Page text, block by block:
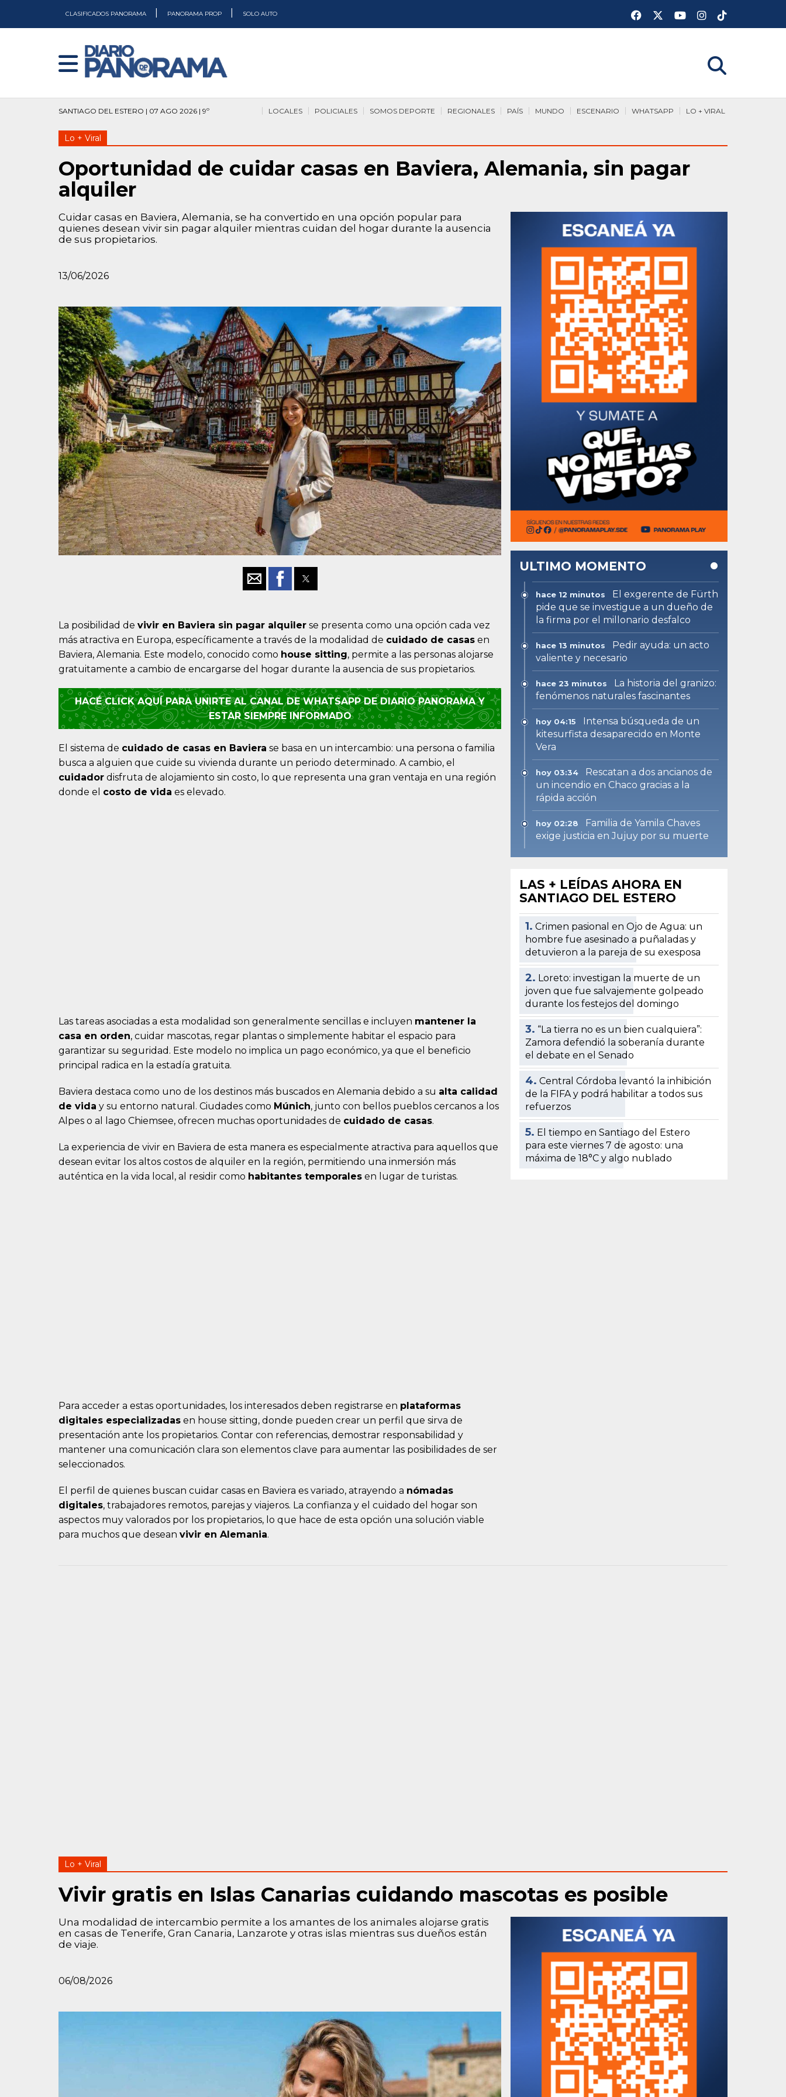
CLASIFICADOS PANORAMA PANORAMA PROP SOLO AUTO
SANTIAGO DEL ESTERO | 07 AGO 2026 | 9º LO + VIRAL
WHATSAPP
ESCENARIO
MUNDO
PAÍS
REGIONALES
SOMOS DEPORTE
POLICIALES
LOCALES
Lo + Viral
Oportunidad de cuidar casas en Baviera, Alemania, sin pagar
alquiler
Cuidar casas en Baviera, Alemania, se ha convertido en una opción popular para
quienes desean vivir sin pagar alquiler mientras cuidan del hogar durante la ausencia
de sus propietarios.
13/06/2026
La posibilidad de vivir en Baviera sin pagar alquiler se presenta como una opción cada vez
más atractiva en Europa, específicamente a través de la modalidad de cuidado de casas en
Baviera, Alemania. Este modelo, conocido como house sitting, permite a las personas alojarse
gratuitamente a cambio de encargarse del hogar durante la ausencia de sus propietarios.
HACÉ CLICK AQUÍ PARA UNIRTE AL CANAL DE WHATSAPP DE DIARIO PANORAMA Y
ESTAR SIEMPRE INFORMADO
El sistema de cuidado de casas en Baviera se basa en un intercambio: una persona o familia
busca a alguien que cuide su vivienda durante un periodo determinado. A cambio, el
cuidador disfruta de alojamiento sin costo, lo que representa una gran ventaja en una región
donde el costo de vida es elevado.
Las tareas asociadas a esta modalidad son generalmente sencillas e incluyen mantener la
casa en orden, cuidar mascotas, regar plantas o simplemente habitar el espacio para
garantizar su seguridad. Este modelo no implica un pago económico, ya que el beneficio
principal radica en la estadía gratuita.
Baviera destaca como uno de los destinos más buscados en Alemania debido a su alta calidad
de vida y su entorno natural. Ciudades como Múnich, junto con bellos pueblos cercanos a los
Alpes o al lago Chiemsee, ofrecen muchas oportunidades de cuidado de casas.
La experiencia de vivir en Baviera de esta manera es especialmente atractiva para aquellos que
desean evitar los altos costos de alquiler en la región, permitiendo una inmersión más
auténtica en la vida local, al residir como habitantes temporales en lugar de turistas.
Para acceder a estas oportunidades, los interesados deben registrarse en plataformas
digitales especializadas en house sitting, donde pueden crear un perfil que sirva de
presentación ante los propietarios. Contar con referencias, demostrar responsabilidad y
mantener una comunicación clara son elementos clave para aumentar las posibilidades de ser
seleccionados.
El perfil de quienes buscan cuidar casas en Baviera es variado, atrayendo a nómadas
digitales, trabajadores remotos, parejas y viajeros. La confianza y el cuidado del hogar son
aspectos muy valorados por los propietarios, lo que hace de esta opción una solución viable
para muchos que desean vivir en Alemania.
ULTIMO MOMENTO
hace 12 minutos
El exgerente de Fürth
pide que se investigue a un dueño de
la firma por el millonario desfalco
hace 13 minutos
Pedir ayuda: un acto
valiente y necesario
hace 23 minutos
La historia del granizo:
fenómenos naturales fascinantes
hoy 04:15
Intensa búsqueda de un
kitesurfista desaparecido en Monte
Vera
hoy 03:34
Rescatan a dos ancianos de
un incendio en Chaco gracias a la
rápida acción
hoy 02:28
Familia de Yamila Chaves
exige justicia en Jujuy por su muerte
LAS + LEÍDAS AHORA EN
SANTIAGO DEL ESTERO
1. Crimen pasional en Ojo de Agua: un
hombre fue asesinado a puñaladas y
detuvieron a la pareja de su exesposa
2. Loreto: investigan la muerte de un
joven que fue salvajemente golpeado
durante los festejos del domingo
3. “La tierra no es un bien cualquiera”:
Zamora defendió la soberanía durante
el debate en el Senado
4. Central Córdoba levantó la inhibición
de la FIFA y podrá habilitar a todos sus
refuerzos
5. El tiempo en Santiago del Estero
para este viernes 7 de agosto: una
máxima de 18°C y algo nublado